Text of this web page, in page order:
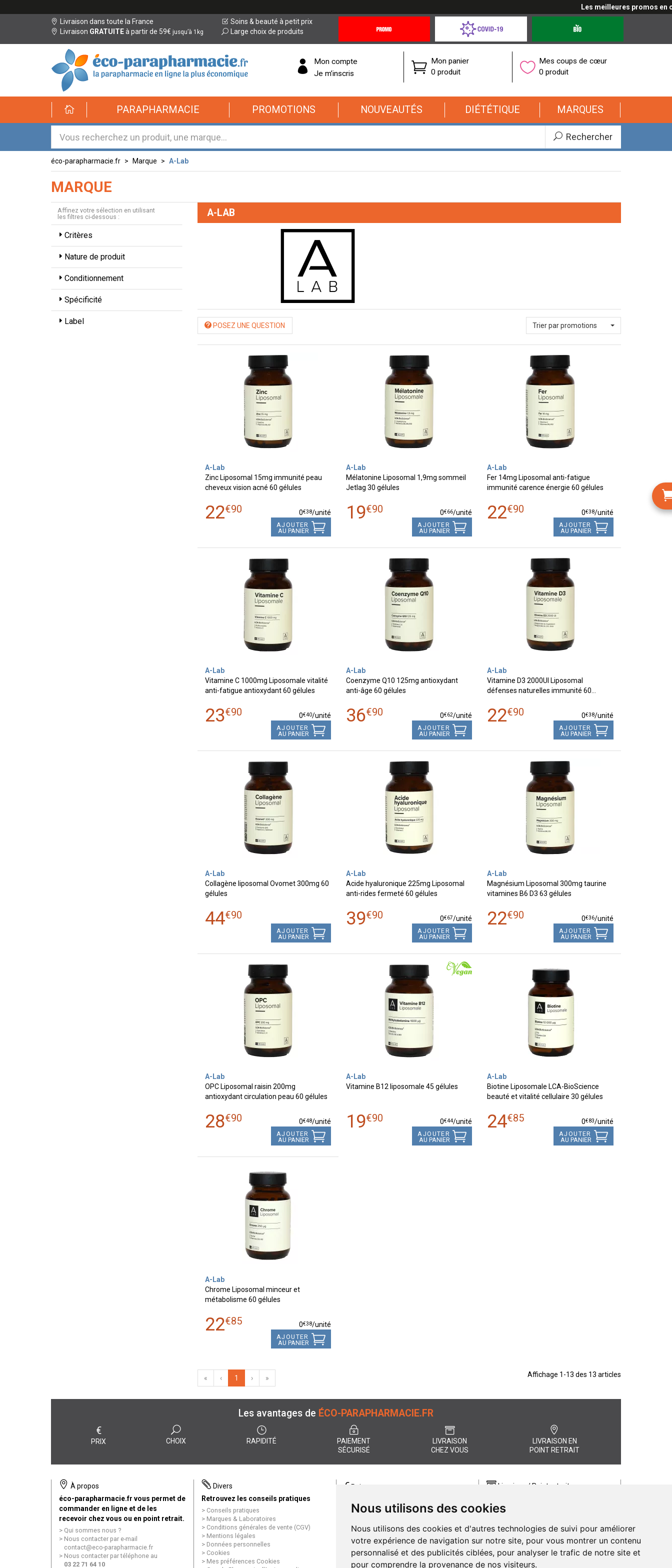
Nous utilisons des cookies
Nous utilisons des cookies et d'autres technologies de suivi pour améliorer
votre expérience de navigation sur notre site, pour vous montrer un contenu
personnalisé et des publicités ciblées, pour analyser le trafic de notre site et
pour comprendre la provenance de nos visiteurs.
Les meilleures promos en
Livraison dans toute la France
Livraison GRATUITEà partir de 59€ jusqu’à 1kg
Soins & beauté à petit prix
Large choix de produits
Offres
Coronavirus
éco-
parapharmacie.fr
éco-
parapharmacie.fr
Mon compte
Je m’inscris
Mon panier
0 produit
Mes coups de cœur
0 produit
PARAPHARMACIE PROMOTIONS NOUVEAUTÉS DIÉTÉTIQUE MARQUES
Rechercher
éco-parapharmacie.fr Marque A-Lab
MARQUE
Affinez votre sélection en utilisant
les filtres ci-dessous :
Critères
Nature de produit
Conditionnement
Spécificité
Label
A-LAB
POSEZ UNE QUESTION Trier par promotions
A-Lab
Zinc Liposomal 15mg immunité peau
cheveux vision acné 60 gélules
22€90 0€38/unité
AJOUTER
AU PANIER
A-Lab
Mélatonine Liposomal 1,9mg sommeil
Jetlag 30 gélules
19€90 0€66/unité
AJOUTER
AU PANIER
A-Lab
Fer 14mg Liposomal anti-fatigue
immunité carence énergie 60 gélules
22€90 0€38/unité
AJOUTER
AU PANIER
A-Lab
Vitamine C 1000mg Liposomale vitalité
anti-fatigue antioxydant 60 gélules
23€90 0€40/unité
AJOUTER
AU PANIER
A-Lab
Coenzyme Q10 125mg antioxydant
anti-âge 60 gélules
36€90 0€62/unité
AJOUTER
AU PANIER
A-Lab
Vitamine D3 2000UI Liposomal
défenses naturelles immunité 60…
22€90 0€38/unité
AJOUTER
AU PANIER
A-Lab
Collagène liposomal Ovomet 300mg 60
gélules
44€90
AJOUTER
AU PANIER
A-Lab
Acide hyaluronique 225mg Liposomal
anti-rides fermeté 60 gélules
39€90 0€67/unité
AJOUTER
AU PANIER
A-Lab
Magnésium Liposomal 300mg taurine
vitamines B6 D3 63 gélules
22€90 0€36/unité
AJOUTER
AU PANIER
A-Lab
OPC Liposomal raisin 200mg
antioxydant circulation peau 60 gélules
28€90 0€48/unité
AJOUTER
AU PANIER
A-Lab
Vitamine B12 liposomale 45 gélules
19€90 0€44/unité
AJOUTER
AU PANIER
A-Lab
Biotine Liposomale LCA-BioScience
beauté et vitalité cellulaire 30 gélules
24€85 0€83/unité
AJOUTER
AU PANIER
A-Lab
Chrome Liposomal minceur et
métabolisme 60 gélules
22€85 0€38/unité
AJOUTER
AU PANIER
« ‹ 1 › » Affichage 1-13 des 13 articles
Les avantages de ÉCO-PARAPHARMACIE.FR
€
PRIX CHOIX RAPIDITÉ
PAIEMENT
SÉCURISÉ
LIVRAISON
CHEZ VOUS
LIVRAISON EN
POINT RETRAIT
À propos
éco-parapharmacie.fr vous permet de
commander en ligne et de les
recevoir chez vous ou en point retrait.
Qui sommes nous ?
Nous contacter par e-mail
contact@eco-parapharmacie.fr
Nous contacter par téléphone au
03 22 71 64 10
Divers
Retrouvez les conseils pratiques
Conseils pratiques
Marques & Laboratoires
Conditions générales de vente (CGV)
Mentions légales
Données personnelles
Cookies
Mes préférences Cookies
€Paiement
paiement entièrement sécurisé, quel
Paiement sécurisé et simple
Livraison / Point retrait
commande rapidement chez vous ou
Livraison chez vous ou en points relais